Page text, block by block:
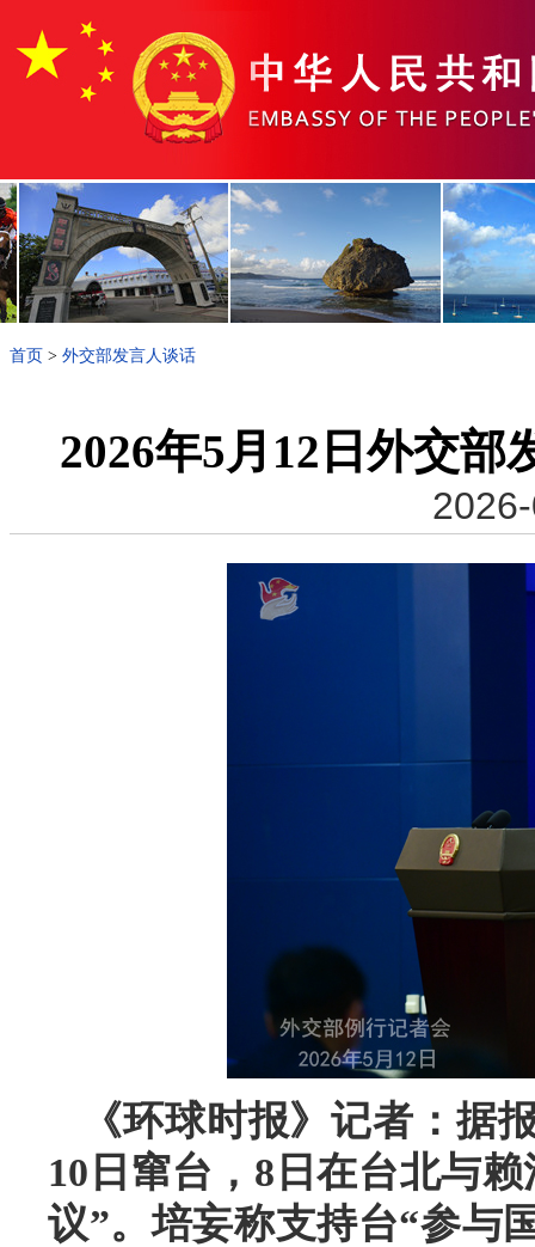
首页 > 外交部发言人谈话
2026年5月12日外交
《环球时报》记者：据
10日窜台，8日在台北与
议”。培妄称支持台“参与